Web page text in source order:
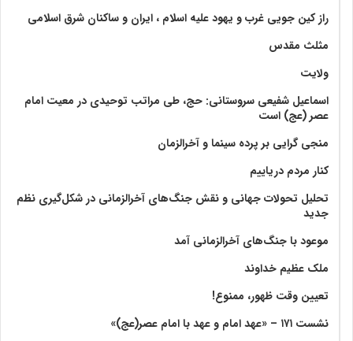
راز کین جویی غرب و یهود علیه اسلام ، ایران و ساکنان شرق اسلامی
مثلث مقدس
ولايت‏
اسماعیل شفیعی سروستانی: حج، طی مراتب توحیدی در معیت امام
عصر (عج) است
منجی گرایی بر پرده سینما و آخرالزمان
کنار مردم دریاییم
تحلیل تحولات جهانی و نقش جنگ‌های آخرالزمانی در شکل‌گیری نظم
جدید
موعود با جنگ‌های آخرالزمانی آمد
ملک عظیم خداوند
تعیین وقت ظهور، ممنوع!
نشست ۱۷۱ – «عهد امام و عهد با امام عصر(عج)»